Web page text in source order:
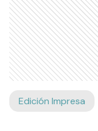
Edición Impresa